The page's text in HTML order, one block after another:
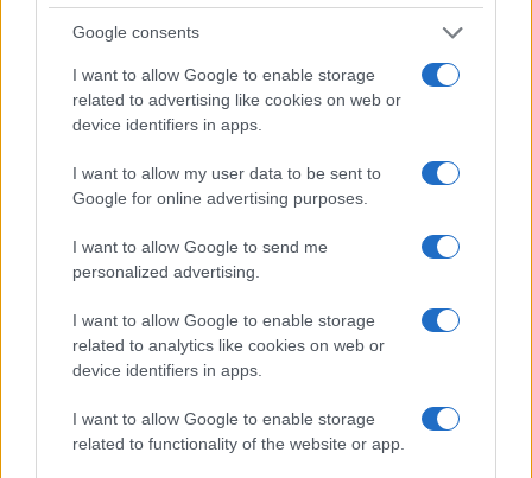
Google consents
I want to allow Google to enable storage
related to advertising like cookies on web or
device identifiers in apps.
I want to allow my user data to be sent to
Google for online advertising purposes.
I want to allow Google to send me
personalized advertising.
I want to allow Google to enable storage
related to analytics like cookies on web or
device identifiers in apps.
I want to allow Google to enable storage
related to functionality of the website or app.
investigaciones sobre la memoria local.
Licenciada en la Universidad de Génova,
conserva un archivo de fotografías antiguas
de la ciudad.